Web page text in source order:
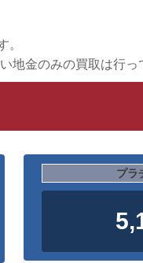
。
金のみの買取は行
プラ